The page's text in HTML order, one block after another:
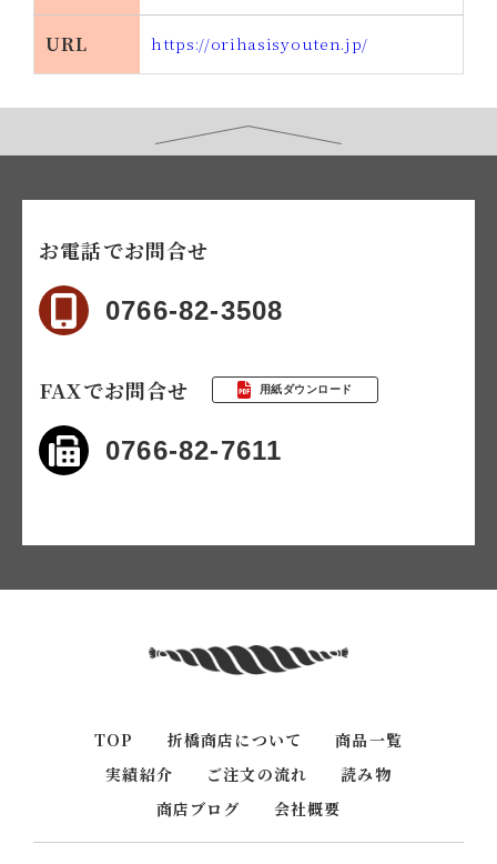
URL https://orihasisyouten.jp/
お電話でお問合せ
0766-82-3508
FAXでお問合せ 用紙ダウンロード
0766-82-7611
TOP 折橋商店について
商品一覧
実績紹介
ご注文の流れ
読み物
商店ブログ
会社概要